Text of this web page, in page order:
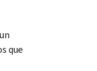
que